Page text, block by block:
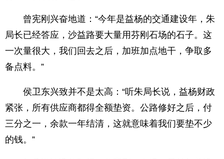
曾宪刚兴奋地道：“今年是益杨的交通建设年，朱
局长已经答应，沙益路要大量用芬刚石场的石子。这
一次量很大，我们回去之后，加班加点地干，争取多
备点料。”
侯卫东兴致并不是太高：“听朱局长说，益杨财政
紧张，所有供应商都得全额垫资。公路修好之后，付
三分之一，余款一年结清，这就意味着我们要垫不少
的钱。”